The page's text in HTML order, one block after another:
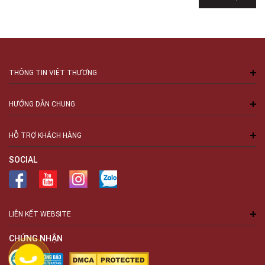
THÔNG TIN VIỆT THƯƠNG
HƯỚNG DẪN CHUNG
HỖ TRỢ KHÁCH HÀNG
SOCIAL
LIÊN KẾT WEBSITE
CHỨNG NHẬN